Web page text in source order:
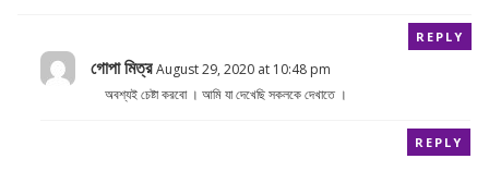
REPLY
গোপা মিত্র August 29, 2020 at 10:48 pm
অবশ্যই চেষ্টা করবো । আমি যা দেখেছি সকলকে দেখাতে ।
REPLY